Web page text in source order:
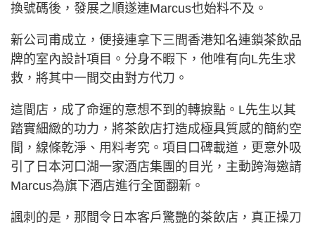
換號碼後，發展之順遂連Marcus也始料不及。
新公司甫成立，便接連拿下三間香港知名連鎖茶飲品
牌的室內設計項目。分身不暇下，他唯有向L先生求
救，將其中一間交由對方代刀。
這間店，成了命運的意想不到的轉捩點。L先生以其
踏實細緻的功力，將茶飲店打造成極具質感的簡約空
間，線條乾淨、用料考究。項目口碑載道，更意外吸
引了日本河口湖一家酒店集團的目光，主動跨海邀請
Marcus為旗下酒店進行全面翻新。
諷刺的是，那間令日本客戶驚艷的茶飲店，真正操刀